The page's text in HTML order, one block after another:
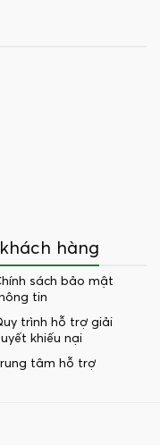
hàng
sách bảo mật
tin
trình hỗ trợ giải
khiếu nại
Trung tâm hỗ trợ